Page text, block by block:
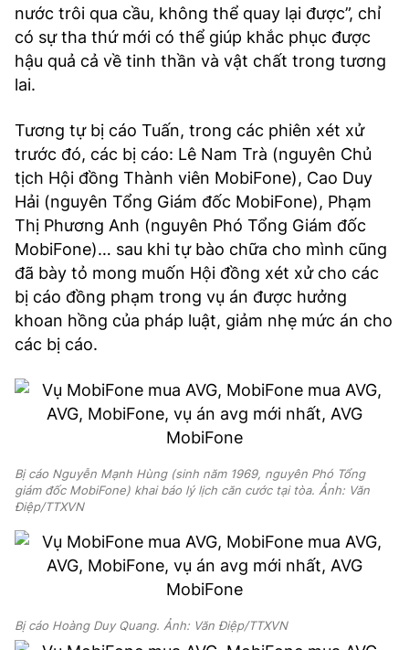
nước trôi qua cầu, không thể quay lại được”, chỉ
có sự tha thứ mới có thể giúp khắc phục được
hậu quả cả về tinh thần và vật chất trong tương
lai.
Tương tự bị cáo Tuấn, trong các phiên xét xử
trước đó, các bị cáo: Lê Nam Trà (nguyên Chủ
tịch Hội đồng Thành viên MobiFone), Cao Duy
Hải (nguyên Tổng Giám đốc MobiFone), Phạm
Thị Phương Anh (nguyên Phó Tổng Giám đốc
MobiFone)… sau khi tự bào chữa cho mình cũng
đã bày tỏ mong muốn Hội đồng xét xử cho các
bị cáo đồng phạm trong vụ án được hưởng
khoan hồng của pháp luật, giảm nhẹ mức án cho
các bị cáo.
Bị cáo Nguyễn Mạnh Hùng (sinh năm 1969, nguyên Phó Tổng
giám đốc MobiFone) khai báo lý lịch căn cước tại tòa. Ảnh: Văn
Điệp/TTXVN
Bị cáo Hoàng Duy Quang. Ảnh: Văn Điệp/TTXVN